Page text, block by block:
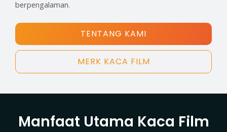
berpengalaman.
TENTANG KAMI
MERK KACA FILM
Manfaat Utama Kaca Film